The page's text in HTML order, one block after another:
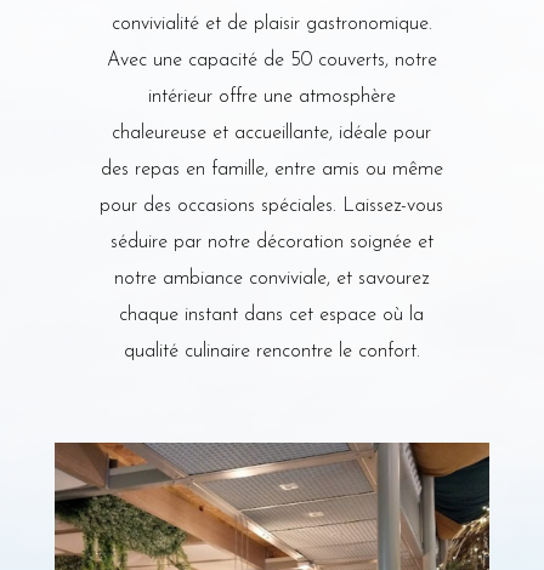
convivialité et de plaisir gastronomique.
Avec une capacité de 50 couverts, notre
intérieur offre une atmosphère
chaleureuse et accueillante, idéale pour
des repas en famille, entre amis ou même
pour des occasions spéciales. Laissez-vous
séduire par notre décoration soignée et
notre ambiance conviviale, et savourez
chaque instant dans cet espace où la
qualité culinaire rencontre le confort.